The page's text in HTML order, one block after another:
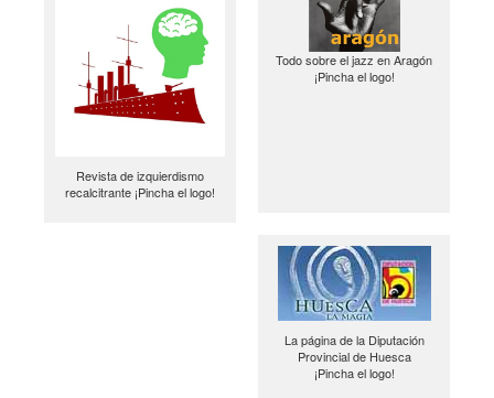
Revista de izquierdismo
recalcitrante ¡Pincha el logo!
Todo sobre el jazz en Aragón
¡Pincha el logo!
La página de la Diputación
Provincial de Huesca
¡Pincha el logo!